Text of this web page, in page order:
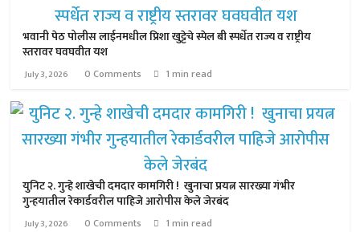
भवानी पेठ पोलीस लाईनमधील प्रिशा खुट्टेचे स्पेल बी स्पर्धेत राज्य व राष्ट्रीय
स्तरावर घवघवीत यश
July 3, 2026 0 Comments 1 min read
युनिट २. गुन्हे शाखेची दमदार कामगिरी ! खुनाचा प्रयत्न सारख्या गंभीर
गुन्हयातील रेकार्डवरील पाहिजे आरोपीस केले जेरबंद
July 3, 2026 0 Comments 1 min read